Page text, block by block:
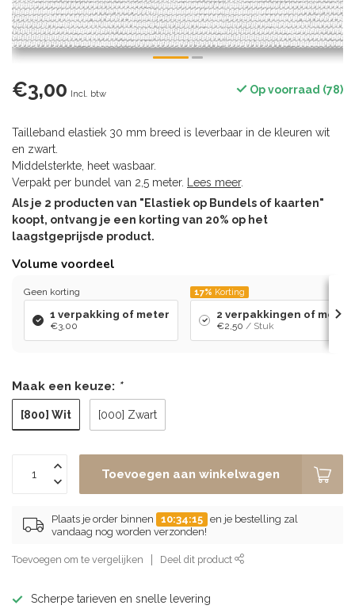
€3,00 Incl. btw Op voorraad (78)
Tailleband elastiek 30 mm breed is leverbaar in de kleuren wit
en zwart.
Middelsterkte, heet wasbaar.
Verpakt per bundel van 2,5 meter.
Lees meer.
Als je 2 producten van "Elastiek op Bundels of kaarten"
koopt, ontvang je een korting van 20% op het
laagstgeprijsde product.
Volume voordeel
Geen korting
1 verpakking of meter
€3,00
17% Korting
2 verpakkingen of
€2,50 / Stuk
Maak een keuze: *
[800] Wit [000] Zwart
Toevoegen aan winkelwagen
Plaats je order binnen 10:34:15 en je bestelling zal
vandaag nog worden verzonden!
Toevoegen om te vergelijken Deel dit product
Scherpe tarieven en snelle levering